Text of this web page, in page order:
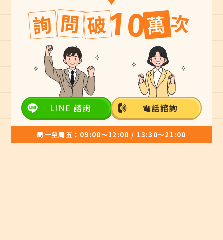
詢 問 破10萬次
LINE 諮詢 電話諮詢
周一至周五：09:00～12:00 / 13:30～21:00